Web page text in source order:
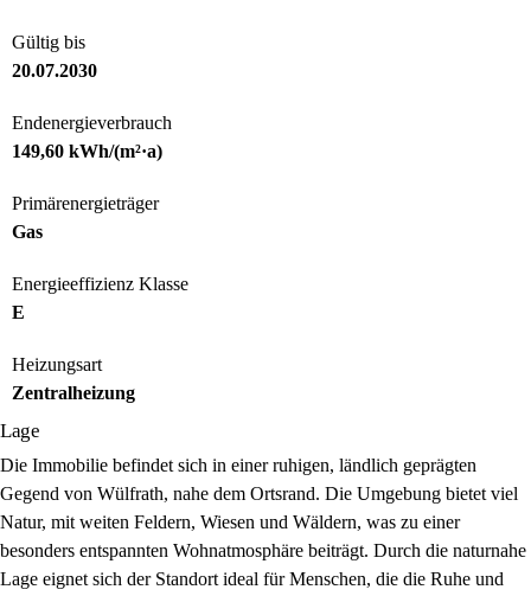
Gültig bis
20.07.2030
Endenergieverbrauch
149,60 kWh/(m²·a)
Primärenergieträger
Gas
Energieeffizienz Klasse
E
Heizungsart
Zentralheizung
Lage
Die Immobilie befindet sich in einer ruhigen, ländlich geprägten
Gegend von Wülfrath, nahe dem Ortsrand. Die Umgebung bietet viel
Natur, mit weiten Feldern, Wiesen und Wäldern, was zu einer
besonders entspannten Wohnatmosphäre beiträgt. Durch die naturnahe
Lage eignet sich der Standort ideal für Menschen, die die Ruhe und